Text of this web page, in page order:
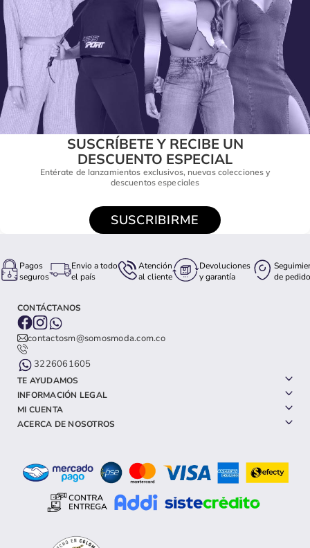
SUSCRÍBETE Y RECIBE UN
DESCUENTO ESPECIAL
Entérate de lanzamientos exclusivos, nuevas colecciones y
descuentos especiales
SUSCRIBIRME
Pagos
seguros
Envio a todo
el país
Atención
al cliente
Devoluciones
y garantía
de pedido
CONTÁCTANOS
contactosm@somosmoda.com.co
3226061605
TE AYUDAMOS
INFORMACIÓN LEGAL
MI CUENTA
ACERCA DE NOSOTROS